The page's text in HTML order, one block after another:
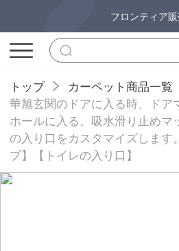
フロンティア
トップ
カーペット商品一覧
華旭玄関のドアに入る時、ドア
ホールに入る。吸水滑り止めマ
の入り口をカスタマイズします
プ】【トイレの入り口】